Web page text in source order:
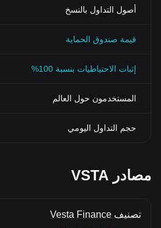
أصول التداول بالنسخ
قيمة صندوق الحماية
إثبات الاحتياطيات بنسبة 100%
المستخدمون حول العالم
حجم التداول اليومي
مصادر VSTA
تصنيف Vesta Finance